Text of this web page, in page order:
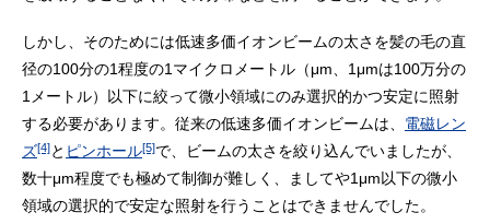
しかし、そのためには低速多価イオンビームの太さを髪の毛の直
径の100分の1程度の1マイクロメートル（μm、1μmは100万分の
1メートル）以下に絞って微小領域にのみ選択的かつ安定に照射
する必要があります。従来の低速多価イオンビームは、 電磁レン
ズ[4]と ピンホール[5]で、ビームの太さを絞り込んでいましたが、
数十μm程度でも極めて制御が難しく、ましてや1μm以下の微小
領域の選択的で安定な照射を行うことはできませんでした。